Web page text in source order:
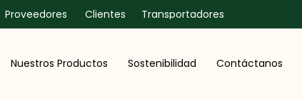
Proveedores Clientes Transportadores
Nuestros Productos Sostenibilidad Contáctanos